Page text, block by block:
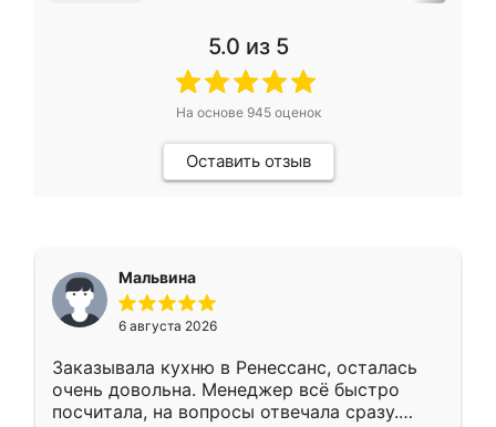
5.0 из 5
На основе 945оценок
Оставить отзыв
Мальвина
6 августа 2026
Заказывала кухню в Ренессанс, осталась
очень довольна. Менеджер всё быстро
посчитала, на вопросы отвечала сразу.